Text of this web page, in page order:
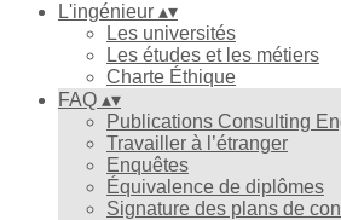
L'ingénieur ▴▾
Les universités
Les études et les métiers
Charte Éthique
FAQ ▴▾
Publications Consulting
Travailler à l’étranger
Enquêtes
Équivalence de diplômes
Signature des plans de